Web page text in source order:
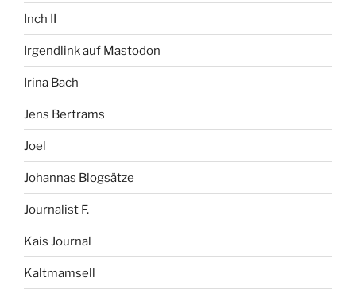
Inch II
Irgendlink auf Mastodon
Irina Bach
Jens Bertrams
Joel
Johannas Blogsätze
Journalist F.
Kais Journal
Kaltmamsell